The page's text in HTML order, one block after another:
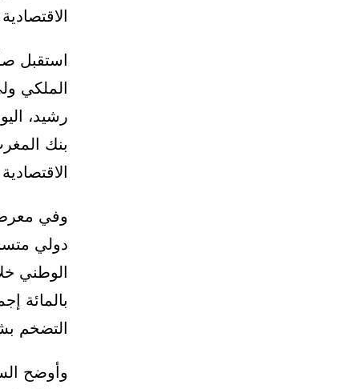
استقبل
الملكي
رشيد،
بنك
وفي معرض
دولي
التضخم
وأوضح